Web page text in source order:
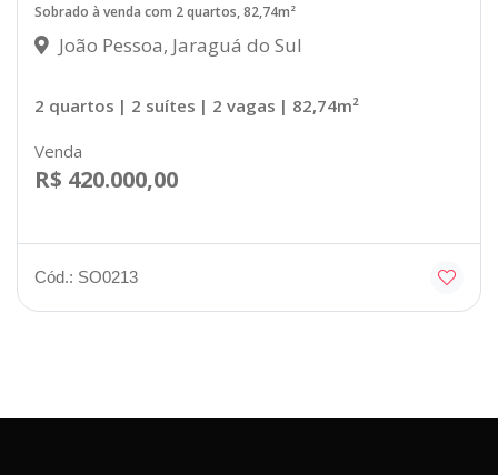
Sobrado à venda com 2 quartos, 82,74m²
João Pessoa, Jaraguá do Sul
2 quartos | 2 suítes | 2 vagas | 82,74m²
Venda
R$ 420.000,00
Cód.: SO0213